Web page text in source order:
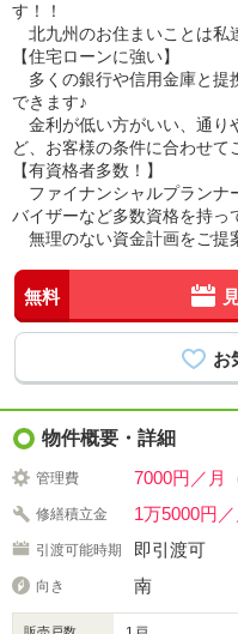
す！！
北九州のお住まいことは私
【住宅ローンに強い】
多くの銀行や信用金庫と提
できます♪
金利が低い方がいい、通り
ど、お客様の条件に合わせて
【有資格者多数！】
ファイナンシャルプランナ
バイザーなど多数資格を持っ
無理のない資金計画をご提
無料
物件概要・詳細
管理費 7000円／月
修繕積立金 1万5000円／
引渡可能時期 即引渡可
向き 南